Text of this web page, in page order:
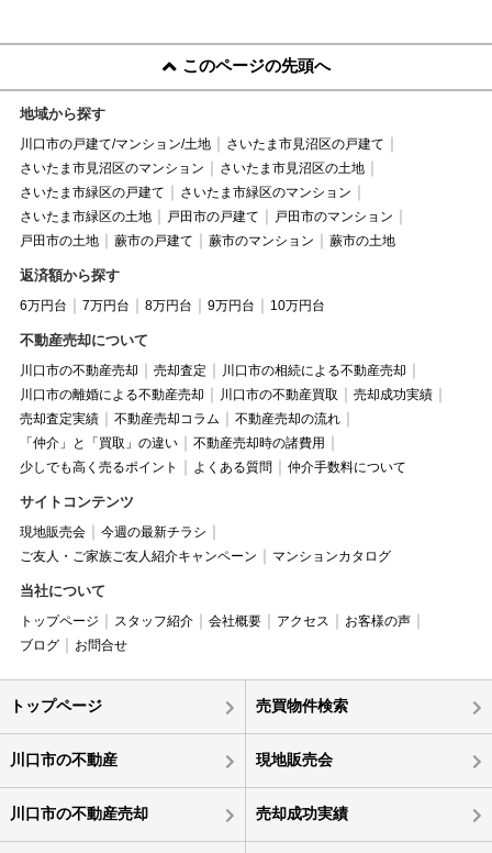
このページの先頭へ
地域から探す
川口市の戸建て/マンション/土地
さいたま市見沼区の戸建て
さいたま市見沼区のマンション
さいたま市見沼区の土地
さいたま市緑区の戸建て
さいたま市緑区のマンション
さいたま市緑区の土地
戸田市の戸建て
戸田市のマンション
戸田市の土地
蕨市の戸建て 蕨市のマンション 蕨市の土地
返済額から探す
6万円台 7万円台 8万円台 9万円台 10万円台
不動産売却について
川口市の不動産売却 売却査定
川口市の相続による不動産売却
川口市の離婚による不動産売却
川口市の不動産買取
売却成功実績
売却査定実績
不動産売却コラム
不動産売却の流れ
「仲介」と「買取」の違い
不動産売却時の諸費用
少しでも高く売るポイント
よくある質問 仲介手数料について
サイトコンテンツ
現地販売会
今週の最新チラシ
ご友人・ご家族ご友人紹介キャンペーン
マンションカタログ
当社について
トップページ スタッフ紹介 会社概要 アクセス
お客様の声
ブログ
お問合せ
トップページ 売買物件検索
川口市の不動産 現地販売会
川口市の不動産売却 売却成功実績